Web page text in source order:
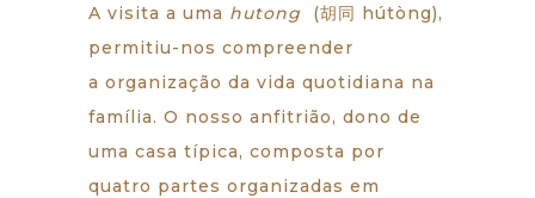
A visita a uma hutong (胡同 hútòng),
permitiu-nos compreender
a organização da vida quotidiana na
família. O nosso anfitrião, dono de
uma casa típica, composta por
quatro partes organizadas em